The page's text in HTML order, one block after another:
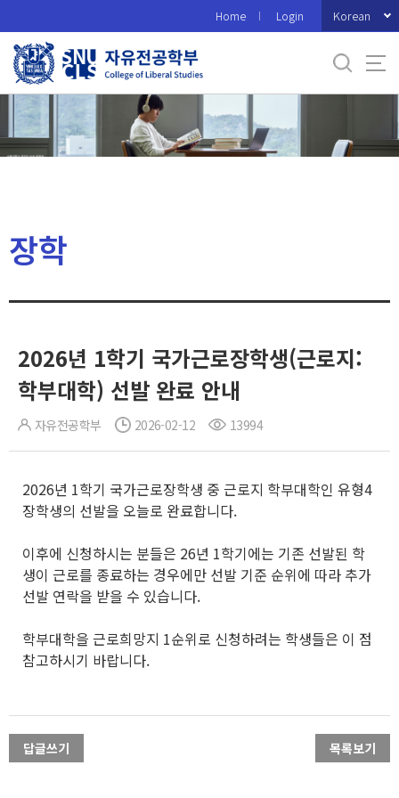
로
메
Home Login Korean
장학
2026년 1학기 국가근로장학생(근로지:
학부대학) 선발 완료 안내
자유전공학부 2026-02-12 13994
2026년 1학기 국가근로장학생 중 근로지 학부대학인 유형4
장학생의 선발을 오늘로 완료합니다.
이후에 신청하시는 분들은 26년 1학기에는 기존 선발된 학
생이 근로를 종료하는 경우에만 선발 기준 순위에 따라 추가
선발 연락을 받을 수 있습니다.
학부대학을 근로희망지 1순위로 신청하려는 학생들은 이 점
참고하시기 바랍니다.
답글쓰기 목록보기